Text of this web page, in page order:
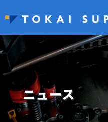
ニュース